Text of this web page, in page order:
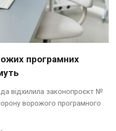
програмних
відхилила законопроєкт №
ворожого програмного